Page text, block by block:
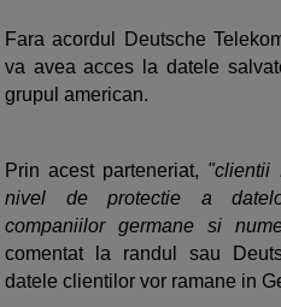
Fara acordul Deutsche
va avea acces la datele
grupul american.
Prin acest parteneriat, "clientii
nivel de protectie a
companiilor germane si
comentat la randul sau
datele clientilor vor ramane in